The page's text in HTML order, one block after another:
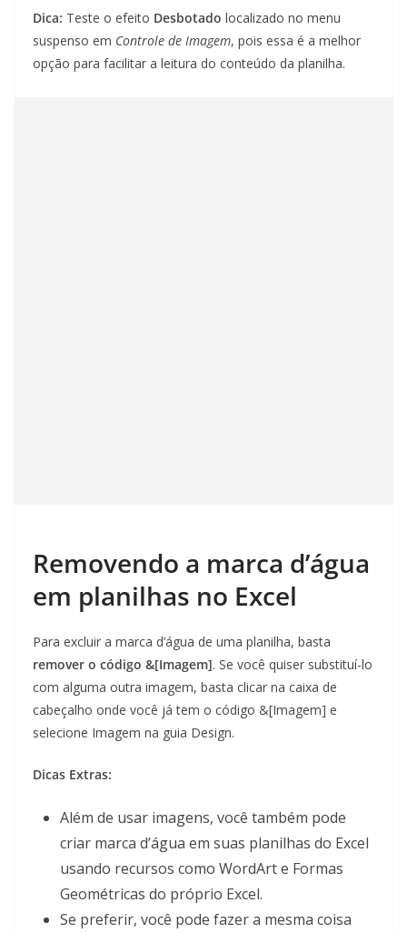
Dica: Teste o efeito Desbotado localizado no menu
suspenso em Controle de Imagem, pois essa é a melhor
opção para facilitar a leitura do conteúdo da planilha.
Removendo a marca d’água
em planilhas no Excel
Para excluir a marca d’água de uma planilha, basta
remover o código &[Imagem]. Se você quiser substituí-lo
com alguma outra imagem, basta clicar na caixa de
cabeçalho onde você já tem o código &[Imagem] e
selecione Imagem na guia Design.
Dicas Extras:
Além de usar imagens, você também pode
criar marca d’água em suas planilhas do Excel
usando recursos como WordArt e Formas
Geométricas do próprio Excel.
Se preferir, você pode fazer a mesma coisa